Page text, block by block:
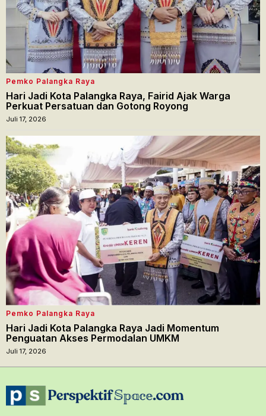
Pemko Palangka Raya
Hari Jadi Kota Palangka Raya, Fairid Ajak Warga
Perkuat Persatuan dan Gotong Royong
Juli 17, 2026
Pemko Palangka Raya
Hari Jadi Kota Palangka Raya Jadi Momentum
Penguatan Akses Permodalan UMKM
Juli 17, 2026